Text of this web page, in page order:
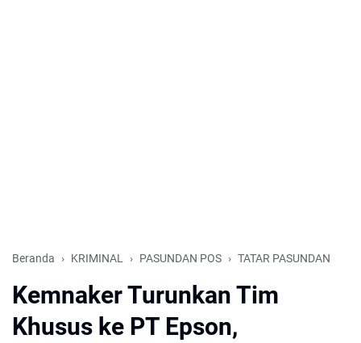
Beranda KRIMINAL PASUNDAN POS TATAR PASUNDAN
Kemnaker Turunkan Tim
Khusus ke PT Epson,